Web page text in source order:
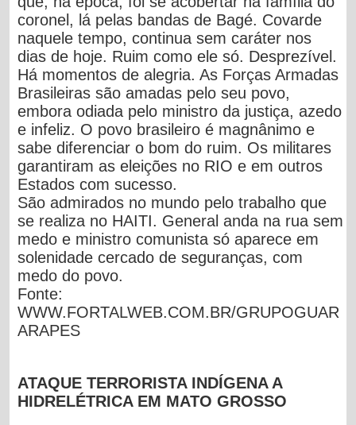
coronel, lá pelas bandas de Bagé. Covarde
naquele tempo, continua sem caráter nos
dias de hoje. Ruim como ele só. Desprezível.
Há momentos de alegria.As Forças Armadas
Brasileiras são amadas pelo seu povo,
embora odiada pelo ministro da justiça, azedo
e infeliz. O povo brasileiro é magnânimo e
sabe diferenciar o bom do ruim. Os militares
garantiram as eleições no RIO e em outros
Estados com sucesso.
São admirados no mundo pelo trabalho que
se realiza no HAITI. General anda na rua sem
medo e ministro comunista só aparece em
solenidade cercado de seguranças, com
medo do povo.
Fonte:
WWW.FORTALWEB.COM.BR/GRUPOGUAR
ARAPES
ATAQUE TERRORISTA INDÍGENA A
HIDRELÉTRICA EM MATO GROSSO